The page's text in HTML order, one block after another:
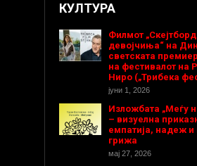
КУЛТУРА
Филмот
девојчиња“ на
светската
на фестивалот на
Ниро („Трибека
јуни 1, 2026
Изложбата „Меѓу
– визуелна
емпатија, надеж и
грижа
мај 27, 2026